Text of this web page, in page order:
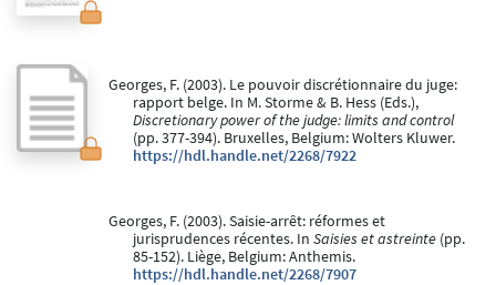
Georges, F. (2003). Le pouvoir discrétionnaire du juge:
rapport belge. In M. Storme & B. Hess (Eds.),
Discretionary power of the judge: limits and control
(pp. 377-394). Bruxelles, Belgium: Wolters Kluwer.
https://hdl.handle.net/2268/7922
Georges, F. (2003). Saisie-arrêt: réformes et
jurisprudences récentes. In Saisies et astreinte (pp.
85-152). Liège, Belgium: Anthemis.
https://hdl.handle.net/2268/7907